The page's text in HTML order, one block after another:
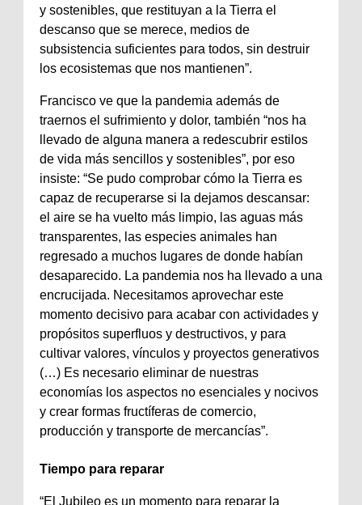
y sostenibles, que restituyan a la Tierra el
descanso que se merece, medios de
subsistencia suficientes para todos, sin destruir
los ecosistemas que nos mantienen”.
Francisco ve que la pandemia además de
traernos el sufrimiento y dolor, también “nos ha
llevado de alguna manera a redescubrir estilos
de vida más sencillos y sostenibles”, por eso
insiste: “Se pudo comprobar cómo la Tierra es
capaz de recuperarse si la dejamos descansar:
el aire se ha vuelto más limpio, las aguas más
transparentes, las especies animales han
regresado a muchos lugares de donde habían
desaparecido. La pandemia nos ha llevado a una
encrucijada. Necesitamos aprovechar este
momento decisivo para acabar con actividades y
propósitos superfluos y destructivos, y para
cultivar valores, vínculos y proyectos generativos
(…) Es necesario eliminar de nuestras
economías los aspectos no esenciales y nocivos
y crear formas fructíferas de comercio,
producción y transporte de mercancías”.
Tiempo para reparar
“El Jubileo es un momento para reparar la